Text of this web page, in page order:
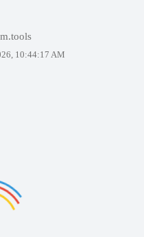
10:44:17 AM